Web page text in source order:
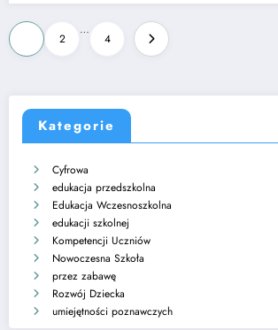
Stronicowanie
wpisów
2
…
4
Kategorie
Cyfrowa
edukacja przedszkolna
Edukacja Wczesnoszkolna
edukacji szkolnej
Kompetencji Uczniów
Nowoczesna Szkoła
przez zabawę
Rozwój Dziecka
umiejętności poznawczych